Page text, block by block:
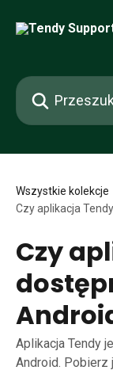
Przeszukaj
Wszystkie kolekcje
Czy aplikacja
Czy
Aplikacja Tendy
Android. Pobierz